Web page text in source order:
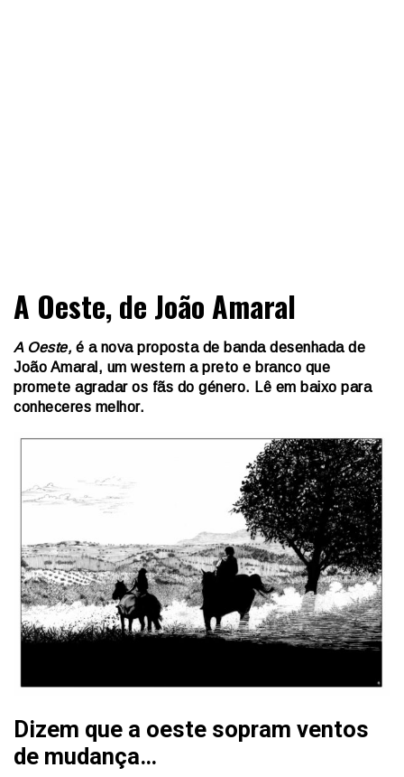
Central Comics
A Oeste, de João Amaral
A Oeste, é a nova proposta de banda desenhada de
João Amaral, um western a preto e branco que
promete agradar os fãs do género. Lê em baixo para
conheceres melhor.
Dizem que a oeste sopram ventos
de mudança…